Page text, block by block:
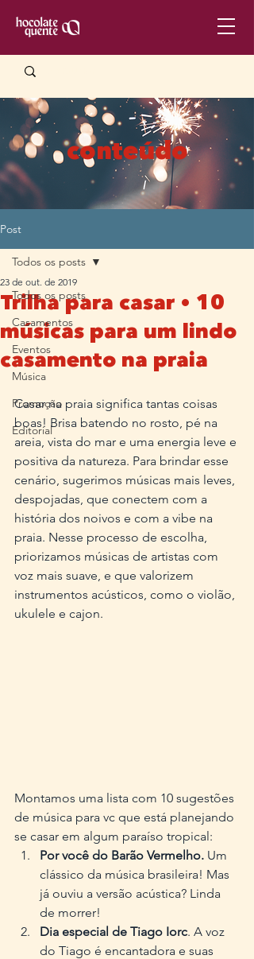
conteúdo
Post
Todos os posts
Casamentos
Eventos
Música
Promoção
Editorial
Todos os posts
Trilha para casar • 10
músicas para um lindo
casamento na praia
23 de out. de 2019
Casar na praia significa tantas coisas
boas! Brisa batendo no rosto, pé na
areia, vista do mar e uma energia leve e
positiva da natureza. Para brindar esse
cenário, sugerimos músicas mais leves,
despojadas, que conectem com a
história dos noivos e com a vibe na
praia. Nesse processo de escolha,
priorizamos músicas de artistas com
voz mais suave, e que valorizem
instrumentos acústicos, como o violão,
ukulele e cajon.
Montamos uma lista com 10 sugestões
de música para vc que está planejando
se casar em algum paraíso tropical:
Por você do Barão Vermelho. Um
clássico da música brasileira! Mas
já ouviu a versão acústica? Linda
de morrer!
Dia especial de Tiago Iorc. A voz
do Tiago é encantadora e suas